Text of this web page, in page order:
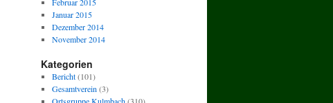
Januar 2015
Dezember 2014
November 2014
Kategorien
Bericht(101)
Gesamtverein (3)